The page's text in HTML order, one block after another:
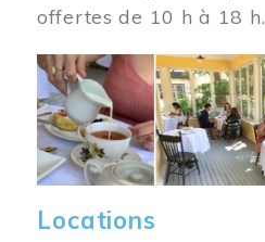
offertes de 10 h à 18 h.
Image
Locations